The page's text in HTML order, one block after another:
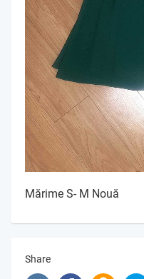
Mărime S- M Nouă
Share